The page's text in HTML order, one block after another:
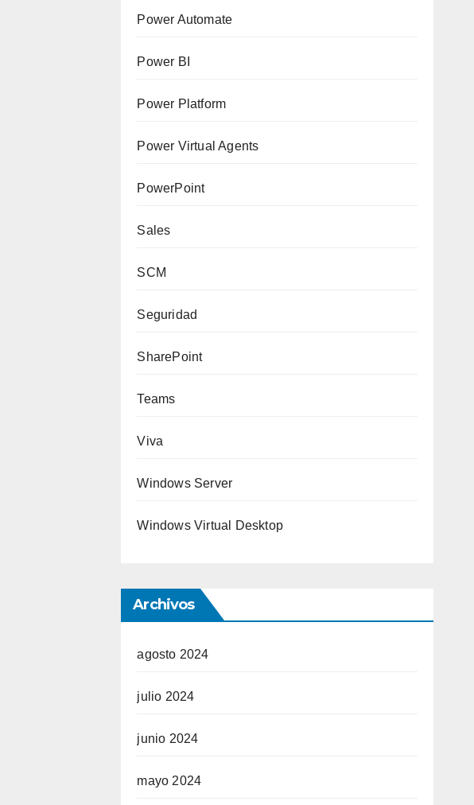
Power Automate
Power BI
Power Platform
Power Virtual Agents
PowerPoint
Sales
SCM
Seguridad
SharePoint
Teams
Viva
Windows Server
Windows Virtual Desktop
Archivos
agosto 2024
julio 2024
junio 2024
mayo 2024